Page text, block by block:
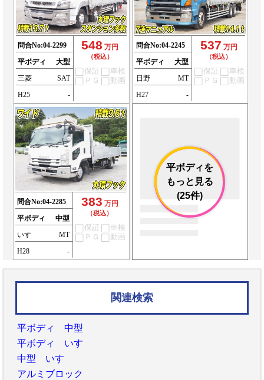
問合No:04-2299
平ボディ
大型
三菱
SAT
H25
-
548 万円
（税込）
保証
車検
ＰＧ
動画
問合No:04-2245
平ボディ
大型
日野
MT
H27
-
537 万円
（税込）
保証
車検
ＰＧ
動画
問合No:04-2285
平ボディ
中型
いすゞ
MT
H28
-
383 万円
（税込）
保証
車検
ＰＧ
動画
平ボディを
もっと見る
(25件)
関連検索
平ボディ 中型
平ボディ いすゞ
中型 いすゞ
アルミブロック